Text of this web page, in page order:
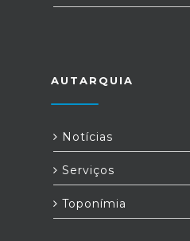
AUTARQUIA
Notícias
Serviços
Toponímia